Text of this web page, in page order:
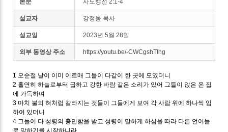
본문 사도행전 2:1-4
설교자 강정웅 목사
설교일 2023년 5월 28일
외부 동영상 주소 https://youtu.be/-CWCgshTIhg
1 오순절 날이 이미 이르매 그들이 다같이 한 곳에 모였더니
2 홀연히 하늘로부터 급하고 강한 바람 같은 소리가 있어 그들이 앉은 온 집
에 가득하며
3 마치 불의 혀처럼 갈라지는 것들이 그들에게 보여 각 사람 위에 하나씩 임
하여 있더니
4 그들이 다 성령의 충만함을 받고 성령이 말하게 하심을 따라 다른 언어들
로 말하기를 시작하니라